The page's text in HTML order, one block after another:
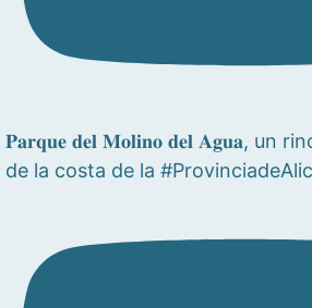
𝐏𝐚𝐫𝐪𝐮𝐞 𝐝𝐞𝐥 𝐌𝐨𝐥𝐢𝐧𝐨 𝐝𝐞𝐥 𝐀𝐠𝐮𝐚, un
de la costa de la